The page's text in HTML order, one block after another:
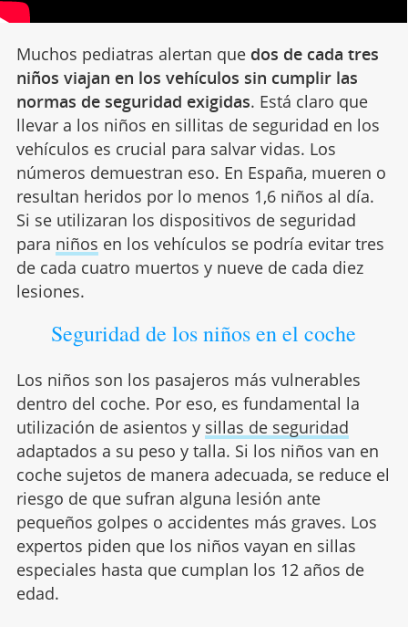
Muchos pediatras alertan que dos de cada tres
niños viajan en los vehículos sin cumplir las
normas de seguridad exigidas. Está claro que
llevar a los niños en sillitas de seguridad en los
vehículos es crucial para salvar vidas. Los
números demuestran eso. En España, mueren o
resultan heridos por lo menos 1,6 niños al día.
Si se utilizaran los dispositivos de seguridad
para niños en los vehículos se podría evitar tres
de cada cuatro muertos y nueve de cada diez
lesiones.
Seguridad de los niños en el coche
Los niños son los pasajeros más vulnerables
dentro del coche. Por eso, es fundamental la
utilización de asientos y sillas de seguridad
adaptados a su peso y talla. Si los niños van en
coche sujetos de manera adecuada, se reduce el
riesgo de que sufran alguna lesión ante
pequeños golpes o accidentes más graves. Los
expertos piden que los niños vayan en sillas
especiales hasta que cumplan los 12 años de
edad.